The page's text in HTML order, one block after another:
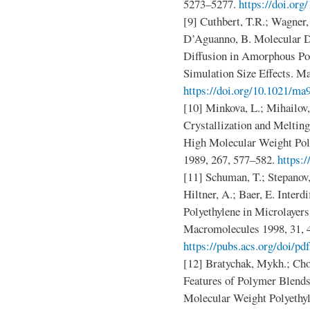
5273–5277. https://doi.org/
[9] Cuthbert, T.R.;
D’Aguanno, B. Molecular
Diffusion in Amorphous
Simulation Size Effects.
https://doi.org/10.1021/
[10] Minkova, L.;
Crystallization and
High Molecular Weight
1989, 267, 577–582.
[11] Schuman, T.;
Hiltner, A.; Baer, E.
Polyethylene in
Macromolecules 1998, 31,
https://pubs.acs.org/doi/
[12] Bratychak, Mykh.;
Features of Polymer
Molecular Weight